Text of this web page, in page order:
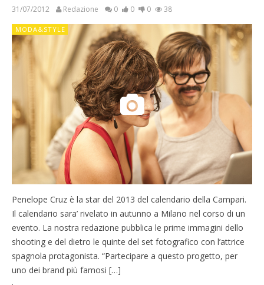
31/07/2012 Redazione 0 0 0 38
MODA&STYLE
Penelope Cruz è la star del 2013 del calendario della Campari.
Il calendario sara’ rivelato in autunno a Milano nel corso di un
evento. La nostra redazione pubblica le prime immagini dello
shooting e del dietro le quinte del set fotografico con l’attrice
spagnola protagonista. “Partecipare a questo progetto, per
uno dei brand più famosi […]